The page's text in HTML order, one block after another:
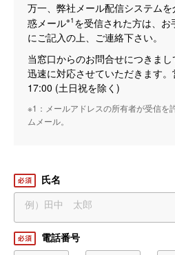
万一、弊社メール配信システム
惑メール※1 を受信された方は、
にご記入の上、ご連絡下さい。
当窓口からのお問合せにつきま
迅速に対応させていただきます
17:00 (土日祝を除く)
※1：メールアドレスの所有者が受信を
ムメール。
氏名
電話番号